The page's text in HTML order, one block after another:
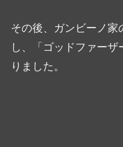
その後、ガンビーノ家
し、「ゴッドファー
りました。